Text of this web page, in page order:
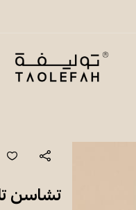
شاي توليفة
تشاسن